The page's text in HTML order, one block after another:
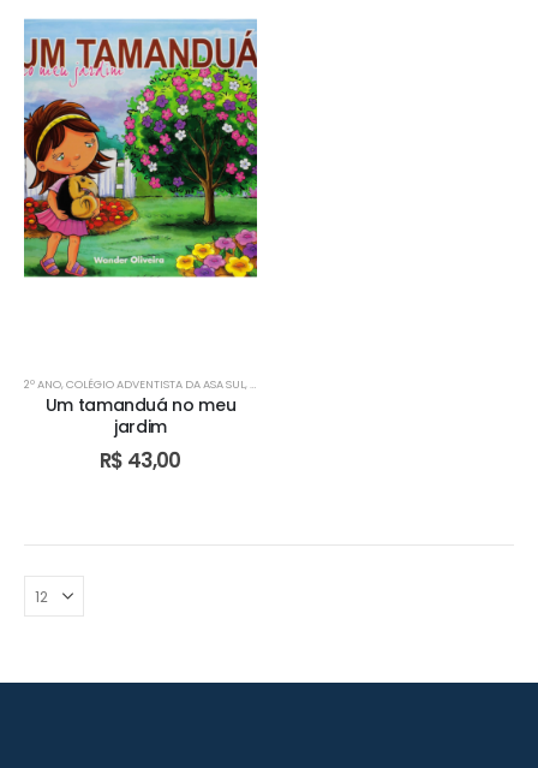
2º ANO,COLÉGIO ADVENTISTA DA ASA SUL,COLÉGIO ADVENTISTA DE ÁGUAS CLARAS
Um tamanduá no meu
jardim
R$ 43,00